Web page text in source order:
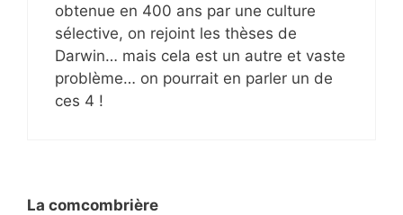
obtenue en 400 ans par une culture
sélective, on rejoint les thèses de
Darwin… mais cela est un autre et vaste
problème… on pourrait en parler un de
ces 4 !
La comcombrière